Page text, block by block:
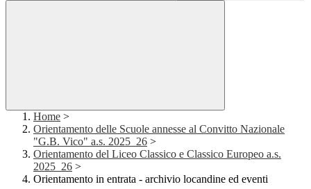
Home >
Orientamento delle Scuole annesse al Convitto Nazionale
"G.B. Vico" a.s. 2025_26 >
Orientamento del Liceo Classico e Classico Europeo a.s.
2025_26 >
Orientamento in entrata - archivio locandine ed eventi